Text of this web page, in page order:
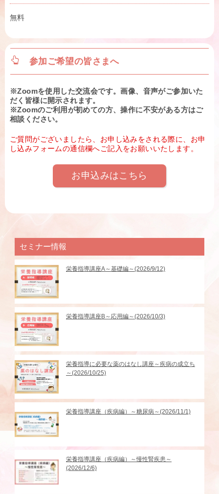
無料
参加ご希望の皆さまへ
※Zoomを使用した交流会です。画像、音声がご参加いた
だく皆様に開示されます。
※Zoomのご利用が初めての方、操作に不安がある方はご
相談ください。
ご質問がございましたら、お申し込みをされる際に、お申
し込みフォームの通信欄へご記入をお願いいたします。
お申込みはこちら
セミナー情報
栄養指導講座A～基礎編～(2026/9/12)
栄養指導講座B～応用編～(2026/10/3)
栄養指導に必要な薬のはなし講座～疾病の成立ち
～(2026/10/25)
栄養指導講座（疾病編）～糖尿病～(2026/11/1)
栄養指導講座（疾病編）～慢性腎疾患～
(2026/12/6)